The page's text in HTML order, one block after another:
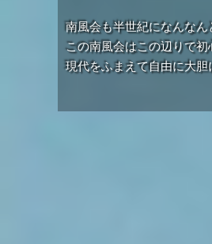
南風会も半世紀になんなん
この南風会はこの辺りで
現代をふまえて自由に大